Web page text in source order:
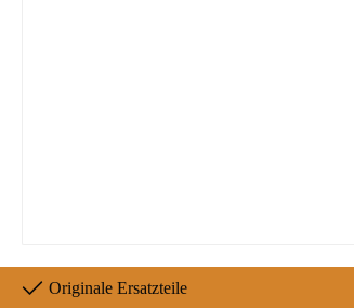
Originale Ersatzteile